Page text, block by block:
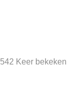
542 Keer bekeken